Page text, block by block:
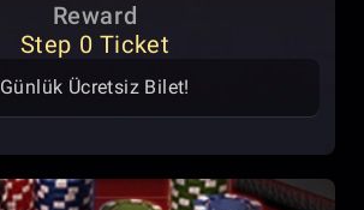
Reward
Step 0 Ticket
Günlük Ücretsiz Bilet!